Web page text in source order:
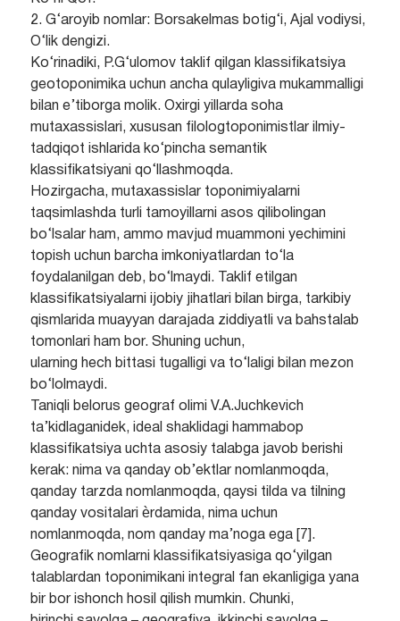
2. G‘aroyib nomlar: Borsakelmas botig‘i, Ajal vodiysi,
O‘lik dengizi.
Ko‘rinadiki, P.G‘ulomov taklif qilgan klassifikatsiya
geotoponimika uchun ancha qulayligiva mukammalligi
bilan e’tiborga molik. Oxirgi yillarda soha
mutaxassislari, xususan filologtoponimistlar ilmiy-
tadqiqot ishlarida ko‘pincha semantik
klassifikatsiyani qo‘llashmoqda.
Hozirgacha, mutaxassislar toponimiyalarni
taqsimlashda turli tamoyillarni asos qilibolingan
bo‘lsalar ham, ammo mavjud muammoni yechimini
topish uchun barcha imkoniyatlardan to‘la
foydalanilgan deb, bo‘lmaydi. Taklif etilgan
klassifikatsiyalarni ijobiy jihatlari bilan birga, tarkibiy
qismlarida muayyan darajada ziddiyatli va bahstalab
tomonlari ham bor. Shuning uchun,
ularning hech bittasi tugalligi va to‘laligi bilan mezon
bo‘lolmaydi.
Taniqli belorus geograf olimi V.A.Juchkevich
ta’kidlaganidek, ideal shaklidagi hammabop
klassifikatsiya uchta asosiy talabga javob berishi
kerak: nima va qanday ob’ektlar nomlanmoqda,
qanday tarzda nomlanmoqda, qaysi tilda va tilning
qanday vositalari ѐrdamida, nima uchun
nomlanmoqda, nom qanday ma’noga ega [7].
Geografik nomlarni klassifikatsiyasiga qo‘yilgan
talablardan toponimikani integral fan ekanligiga yana
bir bor ishonch hosil qilish mumkin. Chunki,